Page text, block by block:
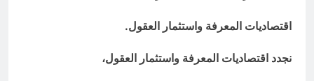
اقتصاديات المعرفة واستثمار العقول.
نجدد اقتصاديات المعرفة واستثمار العقول،